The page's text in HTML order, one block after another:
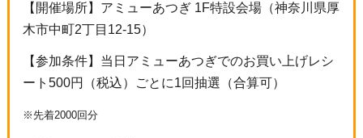
【開催場所】アミューあつぎ 1F特設会場（神奈川県厚
木市中町2丁目12-15）
【参加条件】当日アミューあつぎでのお買い上げレシ
ート500円（税込）ごとに1回抽選（合算可）
※先着2000回分